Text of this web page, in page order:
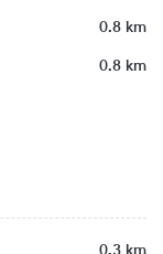
0.8 km
0.8 km